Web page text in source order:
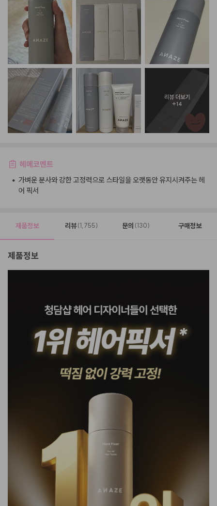
리뷰 더보기
+14
헤메코멘트
• 가벼운 분사와 강한 고정력으로 스타일을 오랫동안 유지시켜주는 헤
어 픽서
제품정보 리뷰(1,755) 문의 (130) 구매정보
제품정보